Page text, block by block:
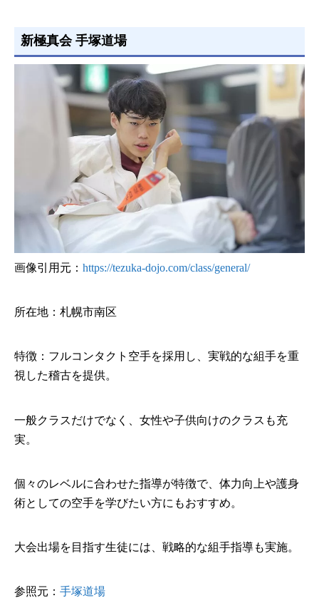
新極真会 手塚道場
画像引用元： https://tezuka-dojo.com/class/general/
所在地：札幌市南区
特徴：フルコンタクト空手を採用し、実戦的な組手を重
視した稽古を提供。
一般クラスだけでなく、女性や子供向けのクラスも充
実。
個々のレベルに合わせた指導が特徴で、体力向上や護身
術としての空手を学びたい方にもおすすめ。
大会出場を目指す生徒には、戦略的な組手指導も実施。
参照元： 手塚道場